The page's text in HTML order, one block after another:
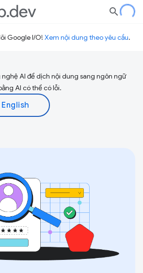
Google I/O! Xem nội dung theo yêu cầu.
AI để dịch nội dung sang ngôn ngữ
AI có thể có lỗi.